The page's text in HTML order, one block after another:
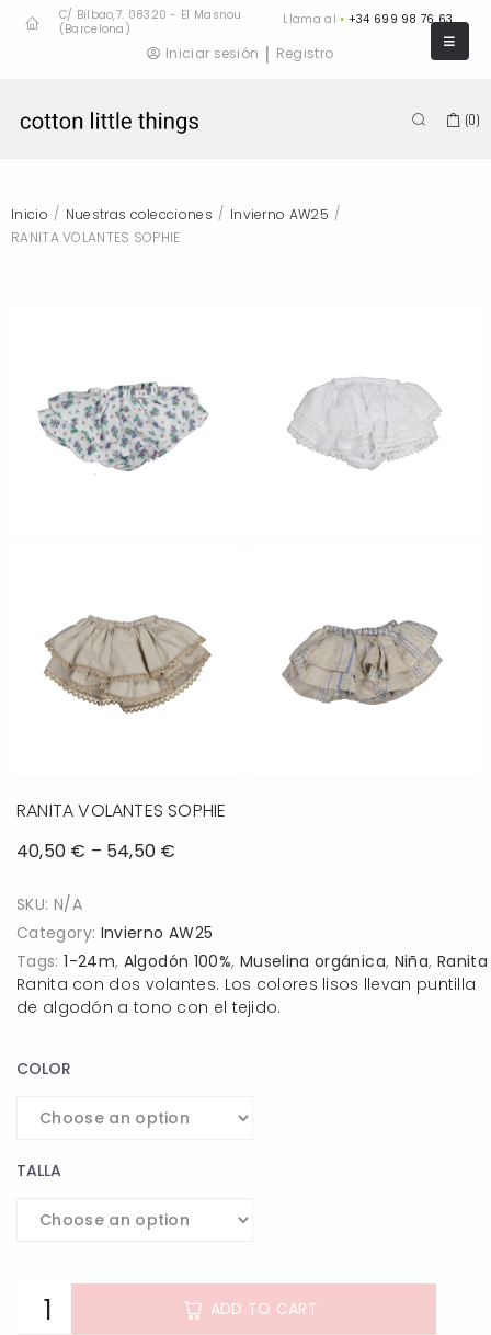
C/ Bilbao,7. 08320 - El Masnou
(Barcelona)
Llama al • +34 699 98 76 63
Iniciar sesión | Registro
(0)
Inicio / Nuestras colecciones / Invierno AW25 /
RANITA VOLANTES SOPHIE
RANITA VOLANTES SOPHIE
40,50 € – 54,50 €
SKU: N/A
Category: Invierno AW25
Tags:1-24m, Algodón 100%, Muselina orgánica, Niña, Ranita
Ranita con dos volantes. Los colores lisos llevan puntilla
de algodón a tono con el tejido.
COLOR
TALLA
ADD TO CART